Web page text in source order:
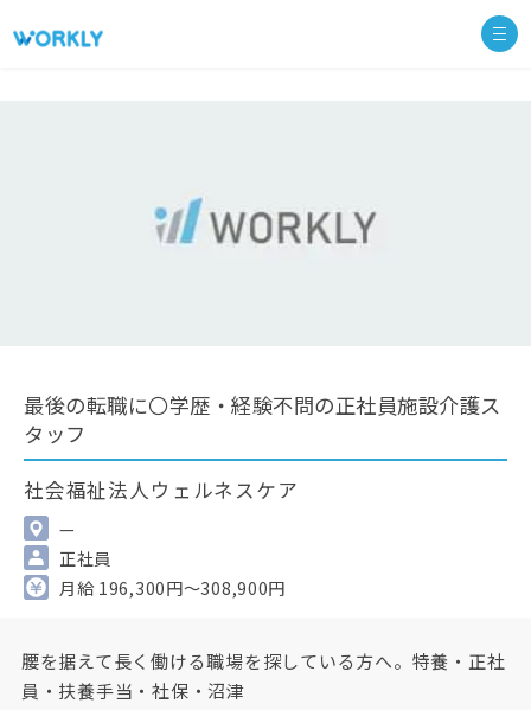
最後の転職に〇学歴・経験不問の正社員施設介護ス
タッフ
社会福祉法人ウェルネスケア
—
正社員
月給 196,300円～308,900円
腰を据えて長く働ける職場を探している方へ。特養・正社
員・扶養手当・社保・沼津